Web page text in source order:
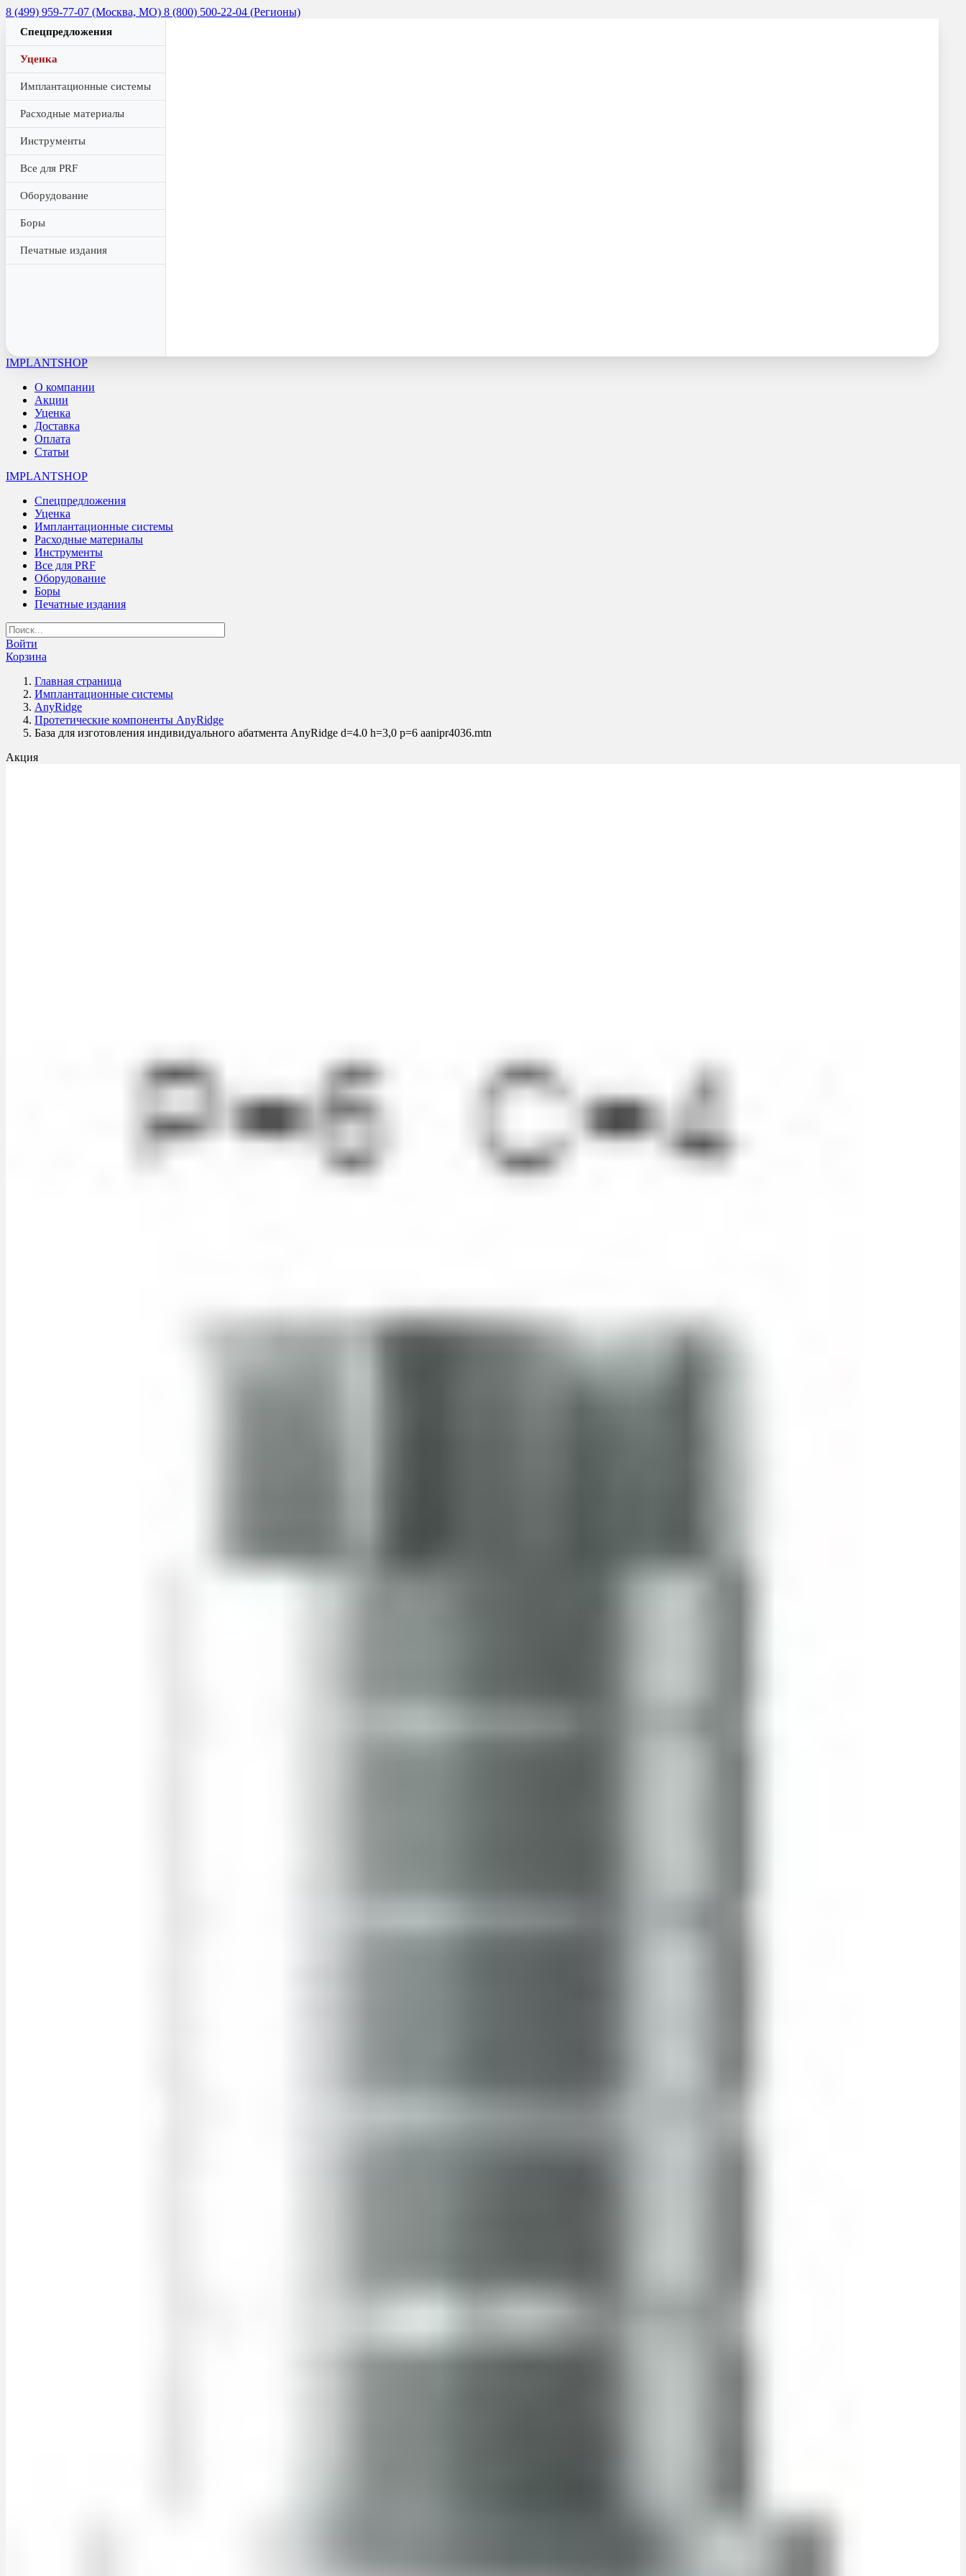
8 (499) 959-77-07 (Москва, МО) 8 (800) 500-22-04 (Регионы)
Спецпредложения
Уценка
Имплантационные системы
Расходные материалы
Инструменты
Все для PRF
Оборудование
Боры
Печатные издания
IMPLANTSHOP
О компании
Акции
Уценка
Доставка
Оплата
Статьи
IMPLANTSHOP
Спецпредложения
Уценка
Имплантационные системы
Расходные материалы
Инструменты
Все для PRF
Оборудование
Боры
Печатные издания
Войти
Корзина
Главная страница
Имплантационные системы
AnyRidge
Протетические компоненты AnyRidge
База для изготовления индивидуального абатмента AnyRidge d=4.0 h=3,0 p=6 aanipr4036.mtn
Акция